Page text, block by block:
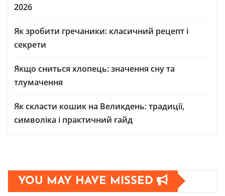
2026
Як зробити гречаники: класичний рецепт і
секрети
Якщо сниться хлопець: значення сну та
тлумачення
Як скласти кошик на Великдень: традиції,
символіка і практичний гайд
YOU MAY HAVE MISSED